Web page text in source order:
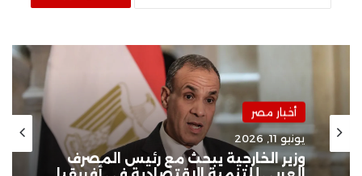
أخبار مصر
يونيو 11, 2026
وزير الخارجية يبحث مع رئيس المصرف